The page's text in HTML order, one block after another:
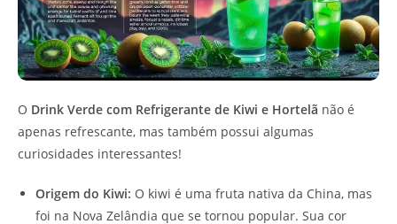
O Drink Verde com Refrigerante de Kiwi e Hortelã não é
apenas refrescante, mas também possui algumas
curiosidades interessantes!
Origem do Kiwi: O kiwi é uma fruta nativa da China, mas
foi na Nova Zelândia que se tornou popular. Sua cor